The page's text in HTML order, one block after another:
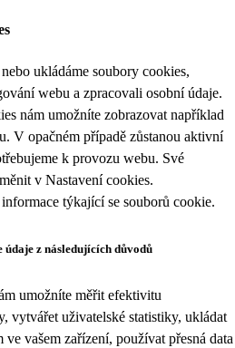
ukládáme soubory cookies,
webu a zpracovali osobní údaje.
nám umožníte zobrazovat například
V opačném případě zůstanou aktivní
k provozu webu. Své
v Nastavení cookies.
týkající se souborů cookie.
z následujících důvodů
umožníte měřit efektivitu
vytvářet uživatelské statistiky, ukládat
vašem zařízení, používat přesná data